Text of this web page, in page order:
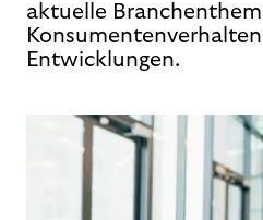
aktuelle
Entwicklungen.